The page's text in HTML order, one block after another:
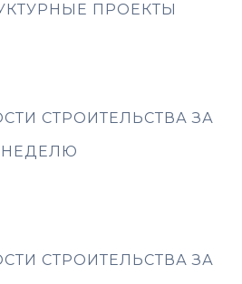
ПРОЕКТЫ
СТРОИТЕЛЬСТВА ЗА
НЕДЕЛЮ
СТРОИТЕЛЬСТВА ЗА